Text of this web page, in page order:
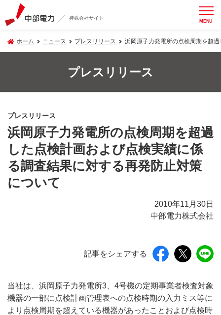
持株会社サイト MENU
ホーム ニュース プレスリリース 浜岡原子力発電所の点検周期を超
プレスリリース
プレスリリース
浜岡原子力発電所の点検周期を超過
した点検計画および点検実績に係
る調査結果に対する再発防止対策
について
2010年11月30日
中部電力株式会社
記事をシェアする
当社は、浜岡原子力発電所3、4号機の定期事業者検査対象
機器の一部に点検計画管理表への点検時期の入力ミス等に
より点検周期を超えている機器があったことおよび点検時